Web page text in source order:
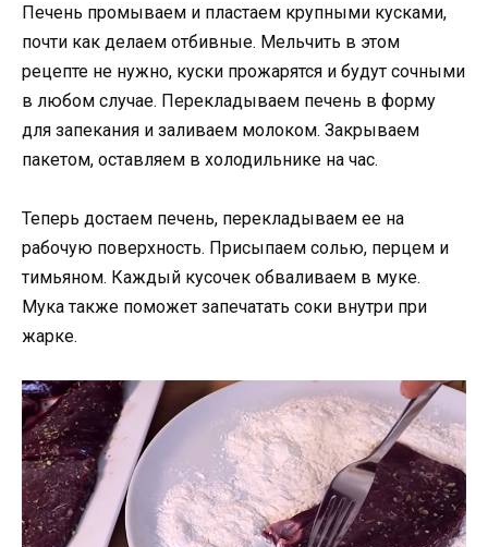
Печень промываем и пластаем крупными кусками,
почти как делаем отбивные. Мельчить в этом
рецепте не нужно, куски прожарятся и будут сочными
в любом случае. Перекладываем печень в форму
для запекания и заливаем молоком. Закрываем
пакетом, оставляем в холодильнике на час.
Теперь достаем печень, перекладываем ее на
рабочую поверхность. Присыпаем солью, перцем и
тимьяном. Каждый кусочек обваливаем в муке.
Мука также поможет запечатать соки внутри при
жарке.